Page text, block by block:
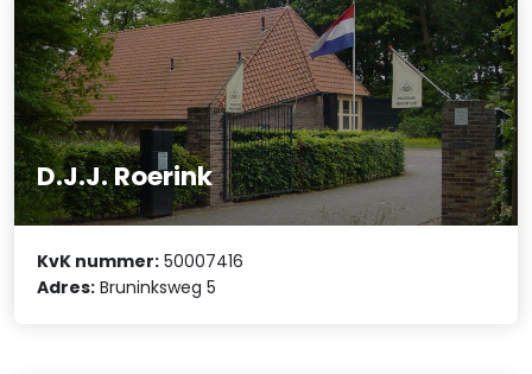
D.J.J. Roerink
KvK nummer: 50007416
Adres: Bruninksweg 5